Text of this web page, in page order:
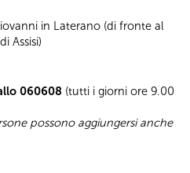
in Laterano (di fronte al
Assisi)
060608 (tutti i giorni ore 9.00
possono aggiungersi anche